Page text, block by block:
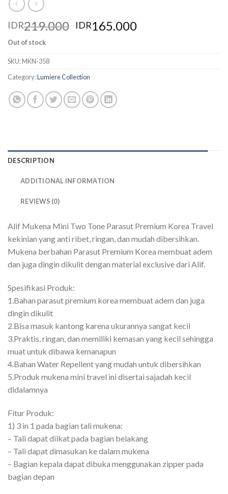
IDR219.000 IDR165.000
Out of stock
SKU:MKN-358
Category:Lumiere Collection
DESCRIPTION
ADDITIONAL INFORMATION
REVIEWS (0)
Alif Mukena Mini Two Tone Parasut Premium Korea Travel
kekinian yang anti ribet, ringan, dan mudah dibersihkan.
Mukena berbahan Parasut Premium Korea membuat adem
dan juga dingin dikulit dengan material exclusive dari Alif.
Spesifikasi Produk:
1.Bahan parasut premium korea membuat adem dan juga
dingin dikulit
2.Bisa masuk kantong karena ukurannya sangat kecil
3.Praktis, ringan, dan memiliki kemasan yang kecil sehingga
muat untuk dibawa kemanapun
4.Bahan Water Repellent yang mudah untuk dibersihkan
5.Produk mukena mini travel ini disertai sajadah kecil
didalamnya
Fitur Produk:
1) 3 in 1 pada bagian tali mukena:
– Tali dapat diikat pada bagian belakang
– Tali dapat dimasukan ke dalam mukena
– Bagian kepala dapat dibuka menggunakan zipper pada
bagian depan